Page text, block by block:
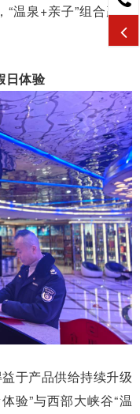
温泉+亲子”组合赢得
日体验
于产品供给持续升级
验”与西部大峡谷“温